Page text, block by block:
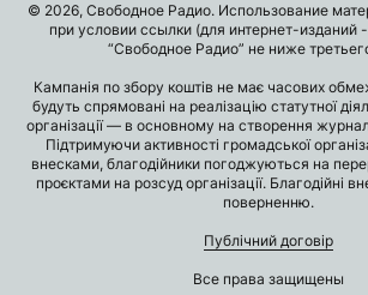
© 2026, Свободное Радио. Использование
при условии ссылки (для интернет-изданий
“Свободное Радио” не ниже
Кампанія по збору коштів не має часових
будуть спрямовані на реалізацію статутної
організації — в основному на створення
Підтримуючи активності громадської
внесками, благодійники погоджуються на
проєктами на розсуд організації. Благодійні
поверненню.
Публічний договір
Все права защищены